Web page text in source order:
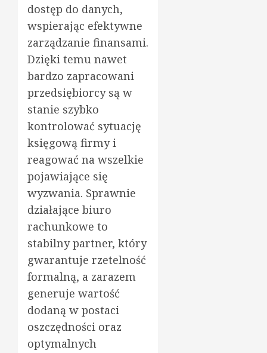
dostęp do danych,
wspierając efektywne
zarządzanie finansami.
Dzięki temu nawet
bardzo zapracowani
przedsiębiorcy są w
stanie szybko
kontrolować sytuację
księgową firmy i
reagować na wszelkie
pojawiające się
wyzwania. Sprawnie
działające biuro
rachunkowe to
stabilny partner, który
gwarantuje rzetelność
formalną, a zarazem
generuje wartość
dodaną w postaci
oszczędności oraz
optymalnych